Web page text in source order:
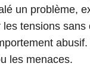
un problème,
tensions
les menaces.